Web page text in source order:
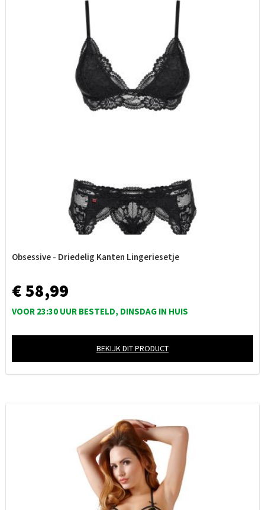
Obsessive - Driedelig Kanten Lingeriesetje
€ 58,99
VOOR 23:30 UUR BESTELD, DINSDAG IN HUIS
BEKIJK DIT PRODUCT